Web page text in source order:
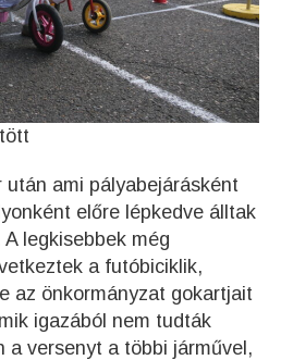
ami pályabejárásként
előre lépkedve álltak
legkisebbek még
a futóbiciklik,
az önkormányzat gokartjait
igazából nem tudták
a versenyt a többi járművel,